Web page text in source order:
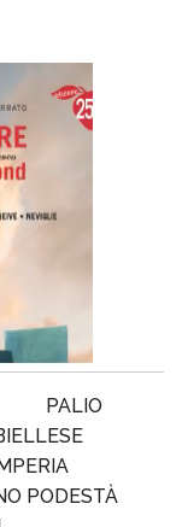
PALIO
PODESTÀ